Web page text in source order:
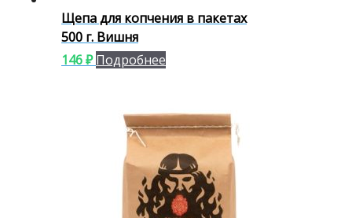
Щепа для копчения в пакетах
500 г. Вишня
146₽ Подробнее